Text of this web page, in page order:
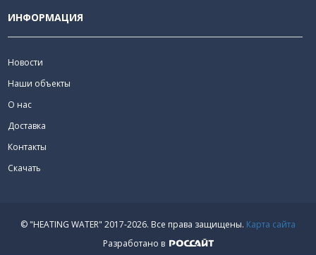
ИНФОРМАЦИЯ
Новости
Наши объекты
О нас
Доставка
Контакты
Скачать
© "HEATING WATER" 2017-2026. Все права защищены. Карта сайта
Разработано в